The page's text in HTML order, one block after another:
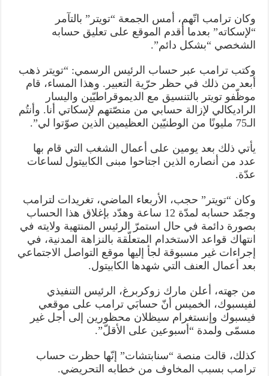
وكان ترامب اتّهم، أمس الجمعة “تويتر” بالتآمر
“لإسكاته” بعدما أقدم الموقع على تعليق حسابه
الشخصي “بشكل دائم”.
وكتب ترامب عبر حساب الرئيس الرسمي: “تويتر ذهب
أبعد من ذلك في حظر حرّية التعبير. وهذا المساء، قام
موظّفو تويتر بالتنسيق مع الديموقراطيّين واليسار
الراديكالي لإزالة حسابي من منصّتهم لإسكاتي أنا. وأنتُم
الـ75 مليونًا من الوطنيّين العظيمين الذين صوّتوا لي”.
يأتي ذلك بعد يومين على أعمال الشغب التي قام بها
عدد من أنصاره الذين اجتاحوا مبنى الكابيتول لساعات
عدّة.
وكان “تويتر” حجب، الأربعاء الماضي، تغريدات لترامب
وجمّد حسابه لمدّة 12 ساعة وهدّد بإغلاق هذا الحساب
بصورة دائمة في حال استمرّ الرئيس المنتهية ولايته في
انتهاك قواعد الاستخدام المتعلّقة بالنزاهة المدنية، في
إجراءات غير مسبوقة لجأ إليها موقع التواصل الاجتماعي
بعد أعمال العنف التي شهدها الكابيتول.
من جهته، أعلن مارك زوكربرغ، الرئيس التنفيذي
لفيسبوك، الخميس أنّ حسابَي ترامب على موقعي
فيسبوك وإنستغرام سيظلان محظورين إلى أجل غير
مسمّى ولمدة “أسبوعين على الأقلّ”.
كذلك، قالت منصة “سنابتشات” إنّها حظرت حساب
ترامب بسبب المخاوف من خطابه التحريضي.